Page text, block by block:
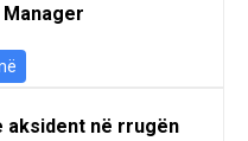
aksident në rrugën